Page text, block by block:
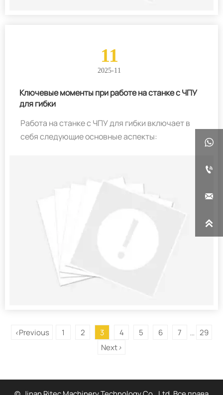
11
2025-11
Ключевые моменты при работе на станке с ЧПУ
для гибки
Работа на станке с ЧПУ для гибки включает в
себя следующие основные аспекты:
<Previous 1 2 3 4 5 6 7 ...
29
Next>



